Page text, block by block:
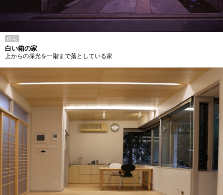
住宅
白い箱の家
上からの採光を一階まで落としている家